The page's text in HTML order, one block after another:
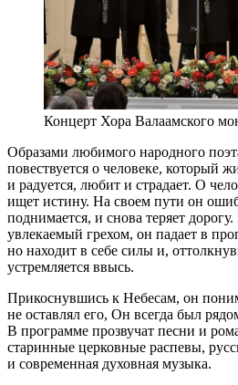
Концерт Хора Валаамского
Образами любимого народного
повествуется о человеке, который
и радуется, любит и страдает. О
ищет истину. На своем пути он
поднимается, и снова теряет
увлекаемый грехом, он падает в
но находит в себе силы и,
устремляется ввысь.
Прикоснувшись к Небесам, он
не оставлял его, Он всегда был
В программе прозвучат песни и
старинные церковные распевы,
и современная духовная музыка.